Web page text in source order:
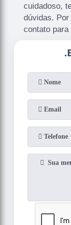
cuidadoso,
dúvidas.
contato
.